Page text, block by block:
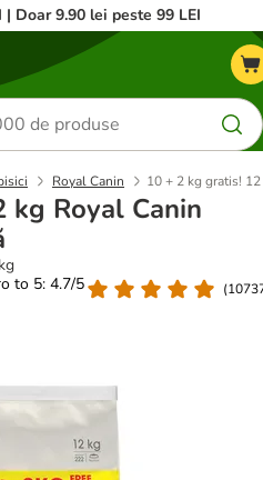
Doar 9.90 lei peste 99 LEI
Royal Canin 10 + 2 kg gratis!
kg Royal Canin
to 5: 4.7/5
(